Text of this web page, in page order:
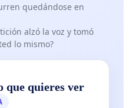
quedándose en
alzó la voz y tomó
lo mismo?
que quieres ver